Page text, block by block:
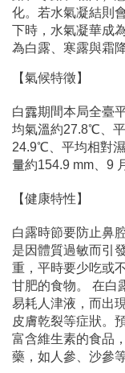
化。若水氣凝結則
下時，水氣凝華成
為白露、寒露與霜降
【氣候特徵】
白露期間本局全臺
均氣溫約27.8℃、
24.9℃、平均相對
量約154.9 mm、9
【健康特性】
白露時節要防止鼻
是因體質過敏而引
重，平時要少吃或
甘肥的食物。 在白
易耗人津液，而出
皮膚乾裂等症狀。
富含維生素的食品
藥，如人參、沙參